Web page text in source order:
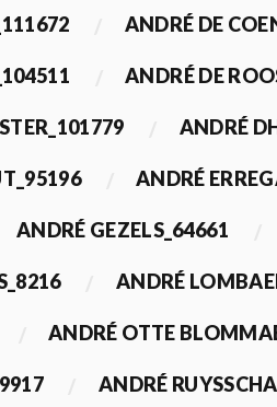
ANDRÉ DE
ANDRÉ DE
ANDRÉ
ANDRÉ
ANDRÉ GEZELS_64661
ANDRÉ
ANDRÉ OTTE
ANDRÉ